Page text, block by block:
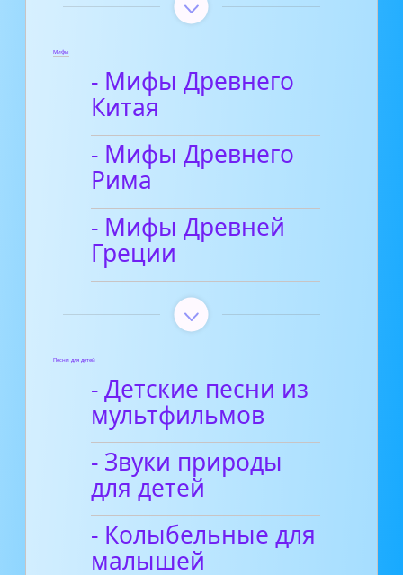
Мифы
- Мифы Древнего
Китая
- Мифы Древнего
Рима
- Мифы Древней
Греции
Песни для детей
- Детские песни из
мультфильмов
- Звуки природы
для детей
- Колыбельные для
малышей